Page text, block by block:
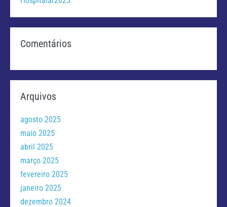
Comentários
Arquivos
agosto 2025
maio 2025
abril 2025
março 2025
fevereiro 2025
janeiro 2025
dezembro 2024